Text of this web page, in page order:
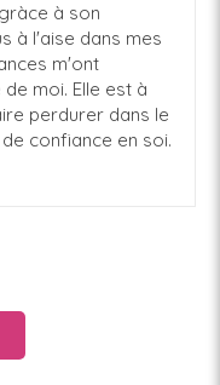
à son
à l'aise dans mes
m'ont
moi. Elle est à
perdurer dans le
confiance en soi.